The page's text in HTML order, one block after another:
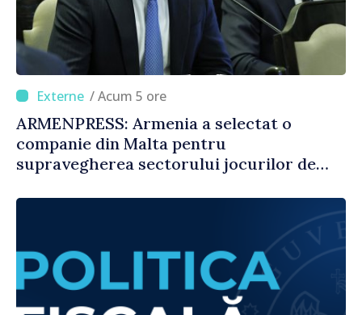
/ Acum 5 ore
ARMENPRESS: Armenia a selectat o
companie din Malta pentru
supravegherea sectorului jocurilor de